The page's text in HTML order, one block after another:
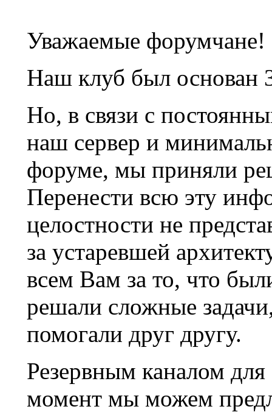
Уважаемые форумчане!
Наш клуб был основан
Но, в связи с
наш сервер и
форуме, мы приняли
Перенести всю эту
целостности не
за устаревшей
всем Вам за то, что
решали сложные
помогали друг другу.
Резервным каналом
момент мы можем